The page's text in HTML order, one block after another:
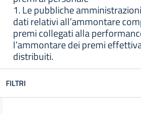
1. Le pubbliche
dati relativi all’ammontare
premi collegati alla
l’ammontare dei premi
distribuiti.
FILTRI